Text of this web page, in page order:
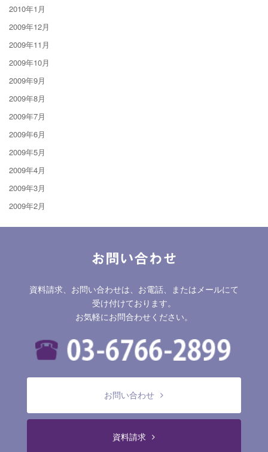
2010年1月
2009年12月
2009年11月
2009年10月
2009年9月
2009年8月
2009年7月
2009年6月
2009年5月
2009年4月
2009年3月
2009年2月
お問い合わせ
資料請求、お問い合わせは、お電話、またはメールにて
受け付けております。
お気軽にお問合わせください。
お問い合わせ
資料請求